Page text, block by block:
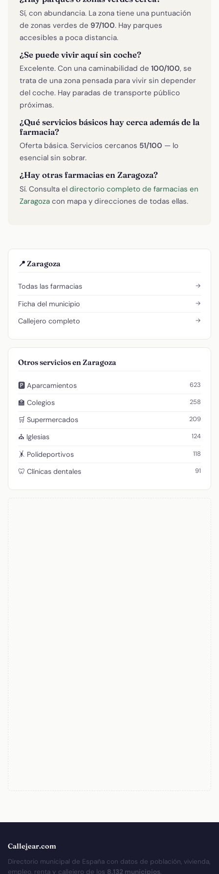
Sí, con abundancia. La zona tiene una puntuación
de zonas verdes de 97/100. Hay parques
accesibles a poca distancia.
¿Se puede vivir aquí sin coche?
Excelente. Con una caminabilidad de 100/100, se
trata de una zona pensada para vivir sin depender
del coche. Hay paradas de transporte público
próximas.
¿Qué servicios básicos hay cerca además de la
farmacia?
Oferta básica. Servicios cercanos 51/100 — lo
esencial sin sobrar.
¿Hay otras farmacias en Zaragoza?
Sí. Consulta el directorio completo de farmacias en
Zaragoza con mapa y direcciones de todas ellas.
📍 Zaragoza
Todas las farmacias →
Ficha del municipio →
Callejero completo →
Otros servicios en Zaragoza
🅿️ Aparcamientos 623
🏫 Colegios 258
🛒 Supermercados 209
⛪ Iglesias 124
🤸 Polideportivos 118
🦷 Clínicas dentales 91
Callejear.com
Directorio municipal de España con datos de población, vivienda,
empleo, renta y callejero de los 8.132 municipios.